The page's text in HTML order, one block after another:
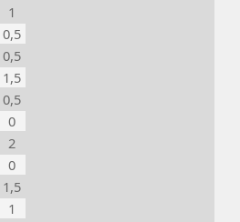
1
0,5
0,5
1,5
0,5
0
2
0
1,5
1